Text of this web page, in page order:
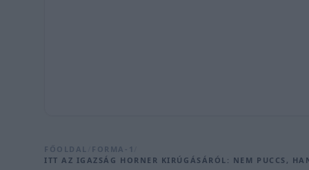
FŐOLDAL FORMA-1
ITT AZ IGAZSÁG HORNER KIRÚGÁSÁRÓL: NEM PUCCS,